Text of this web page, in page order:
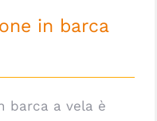
in barca
barca a vela è